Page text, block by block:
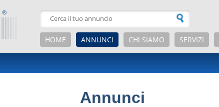
HOME ANNUNCI CHI SIAMO SERVIZI
Annunci